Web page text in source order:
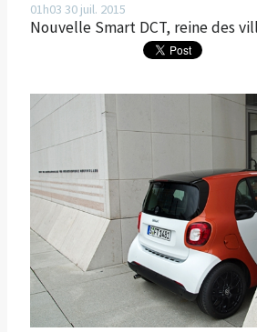
01h03 30 juil. 2015
Nouvelle Smart DCT, reine des